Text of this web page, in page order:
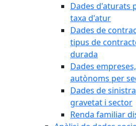
Dades d'aturats
taxa d'atur
Dades de
tipus de
durada
Dades
autònoms per
Dades de
gravetat i sector
Renda familiar